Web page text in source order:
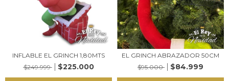
INFLABLE EL GRINCH 1,80MTS
$249.999
$225.000
EL GRINCH ABRAZADOR 50CM
$95.000
$84.999